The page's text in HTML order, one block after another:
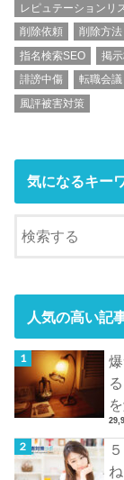
レピュテーションリ
削除依頼
削除方法
指名検索SEO
掲示
誹謗中傷
転職会議
風評被害対策
気になるキー
人気の高い記